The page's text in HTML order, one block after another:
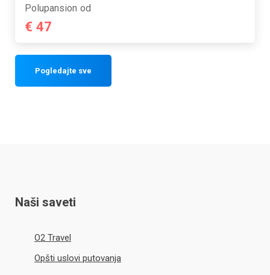
Polupansion od
€ 47
Pogledajte sve
Naši saveti
O2 Travel
Opšti uslovi putovanja